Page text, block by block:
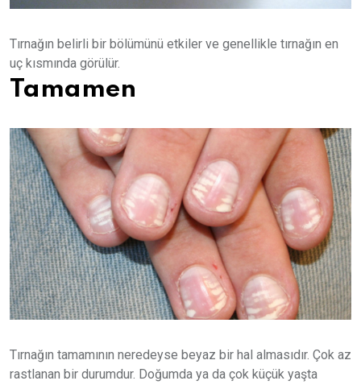
Tırnağın belirli bir bölümünü etkiler ve genellikle tırnağın en
uç kısmında görülür.
Tamamen
Tırnağın tamamının neredeyse beyaz bir hal almasıdır. Çok az
rastlanan bir durumdur. Doğumda ya da çok küçük yaşta